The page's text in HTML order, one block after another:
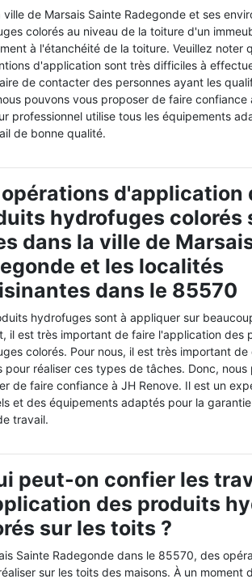
ville de Marsais Sainte Radegonde et ses
colorés au niveau de la toiture d'un
à l'étanchéité de la toiture. Veuillez noter
d'application sont très difficiles à
de contacter des personnes ayant les
pouvons vous proposer de faire confiance
professionnel utilise tous les équipements
de bonne qualité.
opérations d'application
hydrofuges colorés
dans la ville de
et les localités
dans le 85570
hydrofuges sont à appliquer sur
il est très important de faire l'application des
colorés. Pour nous, il est très important
pour réaliser ces types de tâches. Donc, nous
de faire confiance à JH Renove. Il est un
et des équipements adaptés pour la
travail.
peut-on confier les
des produits
sur les toits ?
Sainte Radegonde dans le 85570, des
sur les toits des maisons. À un moment